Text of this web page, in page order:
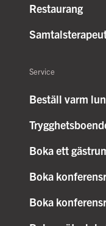
Restaurang
Service
Beställ varm
Boka ett
Boka
Boka